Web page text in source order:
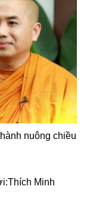
nuông chiều
Thích Minh